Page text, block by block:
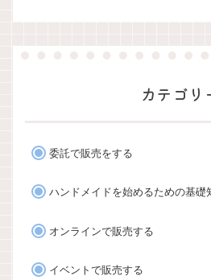
カテゴリ
委託で販売をする
ハンドメイドを始めるための基礎
オンラインで販売する
イベントで販売する